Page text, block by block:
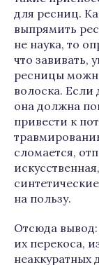
для ресниц.
выпрямить
не наука, то
что завивать,
ресницы
волоска. Если
она должна
привести к
сломается,
на пользу.
Отсюда вывод:
их перекоса,
неаккуратных